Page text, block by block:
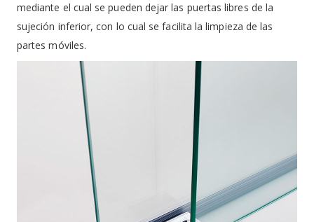
mediante el cual se pueden dejar las puertas libres de la
sujeción inferior, con lo cual se facilita la limpieza de las
partes móviles.